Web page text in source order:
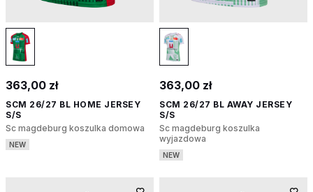
363,00 zł
SCM 26/27 BL HOME JERSEY
S/S
Sc magdeburg koszulka domowa
NEW
363,00 zł
SCM 26/27 BL AWAY JERSEY
S/S
Sc magdeburg koszulka
wyjazdowa
NEW